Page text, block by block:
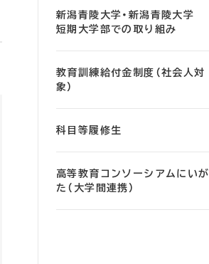
新潟青陵大学・新潟青陵大学
短期大学部での取り組み
教育訓練給付金制度（社会人対
象）
科目等履修生
高等教育コンソーシアムにいが
た（大学間連携）